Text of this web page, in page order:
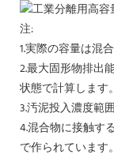
注:
1.実際の容量は混
2.最大固形物排出
状態で計算します。
3.汚泥投入濃度範
4.混合物に接触す
で作られています。